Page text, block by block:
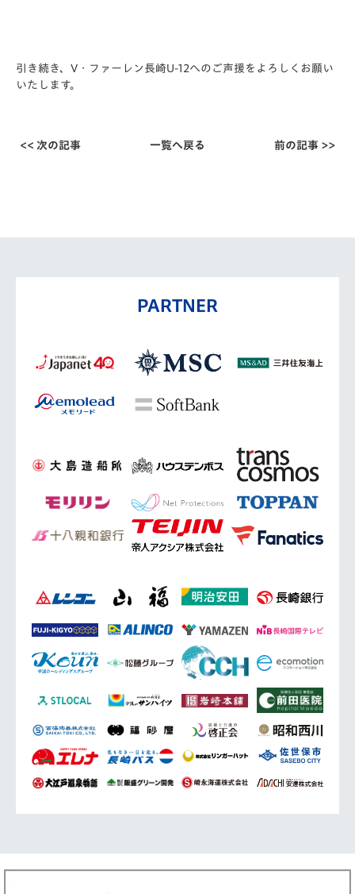
引き続き、V・ファーレン長崎U-12へのご声援をよろしくお願い
いたします。
<< 次の記事 一覧へ戻る 前の記事 >>
PARTNER